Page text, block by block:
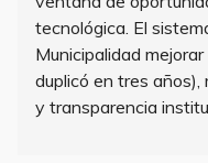
tecnológica. El
Municipalidad
duplicó en tres
y transparencia